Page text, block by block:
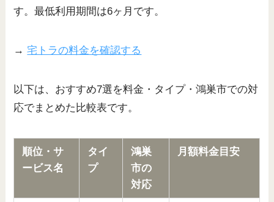
す。最低利用期間は6ヶ月です。
→宅トラの料金を確認する
以下は、おすすめ7選を料金・タイプ・鴻巣市での対
応でまとめた比較表です。
順位・サ
ービス名
タイ
プ
鴻巣
市の
対応
月額料金目安